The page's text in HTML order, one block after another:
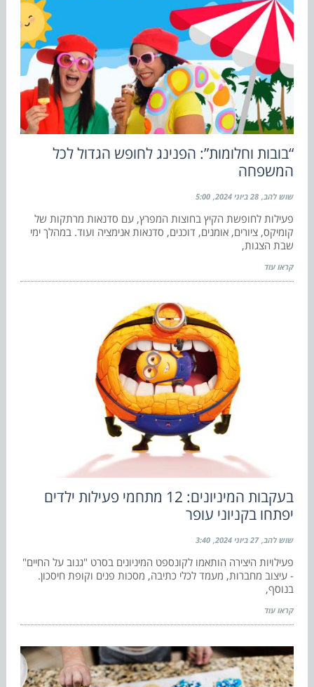
“בובות וחלומות”: הפנינג לחופש הגדול לכל
המשפחה
שוש להב 28 ביוני 2024 5:00
פעילות לחופשת הקיץ בחוצות המפרץ, עם סדנאות מרתקות של
קומיקס, ציורים, אומנים, דוכנים, סדנאות אנימציה ועוד. במהלך ימי
שבת הצגות,
קראו עוד
בעקבות המיניונים: 12 מתחמי פעילות ילדים
יפתחו בקניוני עופר
שוש להב 27 ביוני 2024 3:40
פעילויות היצירה הותאמו לקונספט המיניונים בסרט "גנוב על החיים"
- עיצוב מחברות, מעמד לכלי כתיבה, מסכות פנים וקופת חיסכון.
בנוסף,
קראו עוד